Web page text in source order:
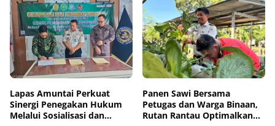
Lapas Amuntai Perkuat
Sinergi Penegakan Hukum
Melalui Sosialisasi dan
Panen Sawi Bersama
Petugas dan Warga Binaan,
Rutan Rantau Optimalkan